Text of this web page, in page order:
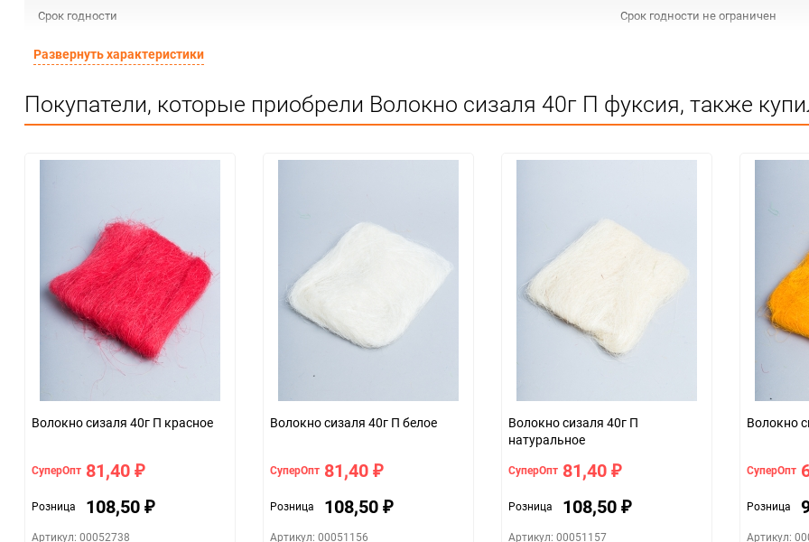
Срок годности Срок годности не ограничен
Страна изготовителя
Сертификация Не подлежит сертификации
Особые условия Особых условий не требует
Количество в коробке 100
Единица измерения
Развернуть характеристики
Покупатели, которые приобрели Волокно сизаля 40г П фуксия, также
Волокно сизаля 40г П красное
СуперОпт 81,40 ₽
Розница 108,50 ₽
Артикул: 00052738
Волокно сизаля 40г П белое
СуперОпт 81,40 ₽
Розница 108,50 ₽
Артикул: 00051156
Волокно сизаля 40г П
натуральное
СуперОпт 81,40 ₽
Розница 108,50 ₽
Артикул: 00051157
СуперОпт
Розница
Артикул: